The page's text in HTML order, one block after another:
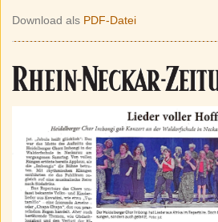
Download als PDF-Datei